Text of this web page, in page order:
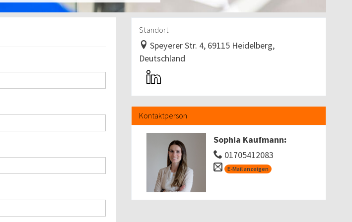
Standort
Speyerer Str. 4, 69115 Heidelberg,
Deutschland
Kontaktperson
Sophia Kaufmann:
01705412083
E-Mail anzeigen